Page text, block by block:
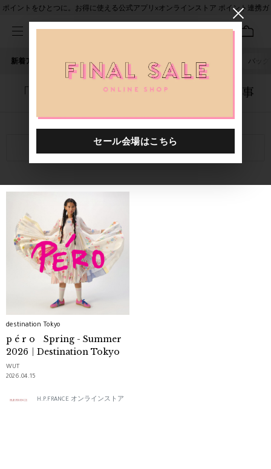
ポイントをひとつに。お得に使える公式アプリ×オンラインストア ポイント連携ガ
新着アイテム 人気ワード セール 40th限定 バッグ
「1020901.2610010.0999」に関する記事
関連キーワード
destination Tokyo
p é r o Spring - Summer
2026｜Destination Tokyo
WUT
2026.04.15
H.P.FRANCE オンラインストア